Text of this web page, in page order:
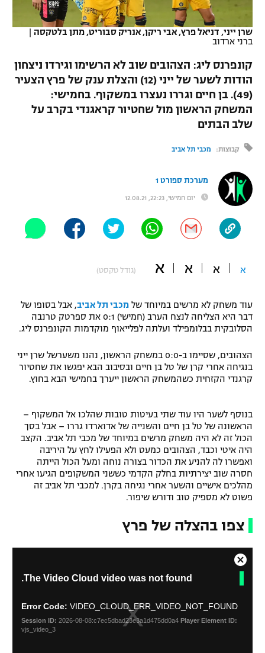
תוצאות
לוח שידורים
ברחבה
"מעל הליגה" – פודקאסט
"מחצית בשכונה" – פודקאסט
משתתפים וזוכים בפרסים
תקנון משתתפים וזוכים בפרסים
תקנון עבור פעילות ספורט 1 – "מרלן"
טניס
גיימינג E-Sports
תנאי שימוש
תקנון פעילות ספורט 1
רשיון להקרנה פומבית לבית עסק
הצטרפות לחבילת הערוצים
המגזין
מכבי תל אביב
הפועל תל אביב
הפועל חיפה
הפועל באר שבע
מכבי נתניה
בני יהודה
ליגה הולנדית
ליגה סינית
ליגה ברזילאית
הפועל ירושלים
דני אבדיה
שחייה
אגרוף
ספורט אולימפי
UFC
היאבקות WWE
אופניים
ספורט מוטורי
בייסבול MLB
אומנויות לחימה
שרן ייני, דניאל פרץ, אבי ריקן, אנריק סבוריט, מתן בלטקסה |
ברני ארדוב
קונפרנס ליג: הצהובים שוב לא הרשימו וגירדו ניצחון
הודות לשער של ייני (12) והצלת ענק של פרץ הצעיר
(49). בן חיים וגררו נעצרו במשקוף. בחמישי:
המשחק הראשון מול שחטיור קראגנדי בקרב על
שלב הבתים
קבוצות: מכבי תל אביב
מערכת ספורט 1
יום חמישי, 22:23, 12.08.21
א א א א (גודל טקסט)
עוד משחק לא מרשים במיוחד של מכבי תל אביב, אבל בסופו של
דבר היא הצליחה לנצח הערב (חמישי) 0:1 את ספרטק טרנבה
הסלובקית בבלומפילד ועלתה לפלייאוף מוקדמות הקונפרנס ליג.
הצהובים, שסיימו ב-0:0 במשחק הראשון, נהנו משערשל שרן ייני
בנגיחה אחרי קרן של טל בן חיים ובסיבוב הבא יפגשו את שחטיור
קרגנדי הקזחית כשהמשחק הראשון ייערך בחמישי הבא בחוץ.
בנוסף לשער היו עוד שתי בעיטות טובות שהלכו אל המשקוף –
הראשונה של טל בן חיים והשנייה של אדוארדו גררו – אבל בסך
הכול זה לא היה משחק מרשים במיוחד של מכבי תל אביב. הקצב
היה איטי וכבד, הצהובים כמעט ולא הפעילו לחץ על היריבה
ואפשרו לה להניע את הכדור בצורה נוחה ומעל הכול הייתה
חסרה שוב יצירתיות בחלק הקדמי כששני המשקופים הגיעו אחרי
מהלכים אישיים והשער אחרי נגיחה בקרן. למכבי תל אביב זה
פשוט לא מספיק טוב ודורש שיפור.
צפו בהצלה של פרץ
The Video Cloud video was not found.
Error Code: VIDEO_CLOUD_ERR_VIDEO_NOT_FOUND
Session ID: 2026-08-08:c7ec5dbad23e3a1d475dd0a4 Player Element ID:
vjs_video_3
C
s